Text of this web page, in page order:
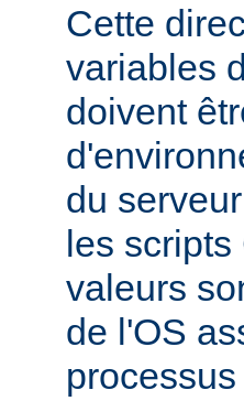
Cette
variables
doivent
du
les
valeurs
de l'OS
processus